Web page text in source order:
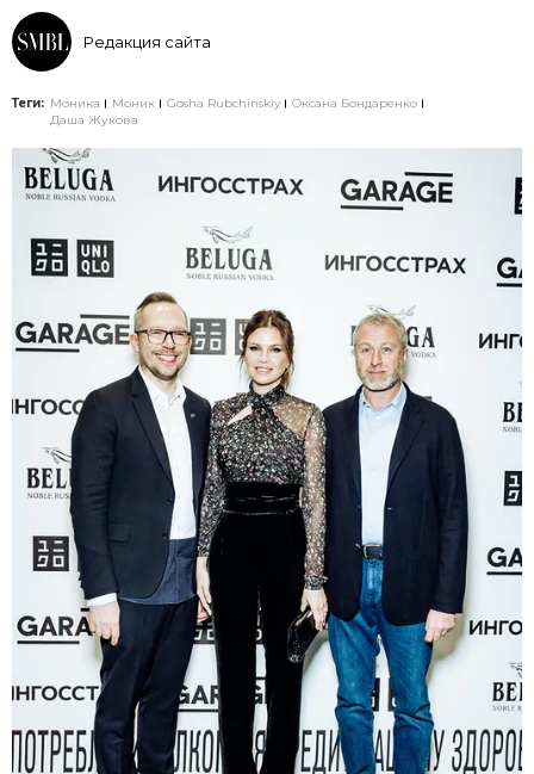
Редакция сайта
Теги: Моника Моник Gosha Rubchinskiy
Оксана Бондаренко
Даша Жукова